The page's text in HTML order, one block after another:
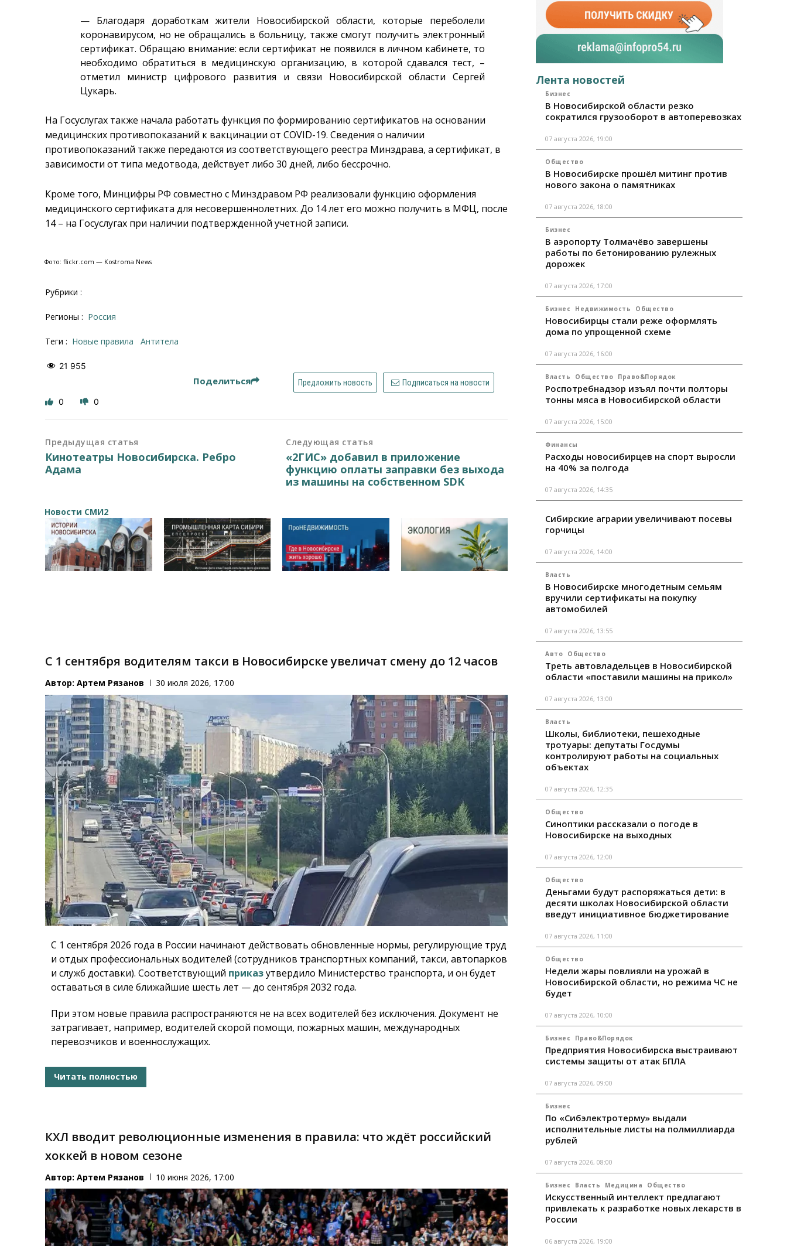
— Благодаря доработкам жители Новосибирской области, которые переболели
коронавирусом, но не обращались в больницу, также смогут получить электронный
сертификат. Обращаю внимание: если сертификат не появился в личном кабинете, то
необходимо обратиться в медицинскую организацию, в которой сдавался тест, –
отметил министр цифрового развития и связи Новосибирской области Сергей
Цукарь.
На Госуслугах также начала работать функция по формированию сертификатов на основании
медицинских противопоказаний к вакцинации от COVID-19. Сведения о наличии
противопоказаний также передаются из соответствующего реестра Минздрава, а сертификат, в
зависимости от типа медотвода, действует либо 30 дней, либо бессрочно.
Кроме того, Минцифры РФ совместно с Минздравом РФ реализовали функцию оформления
медицинского сертификата для несовершеннолетних. До 14 лет его можно получить в МФЦ, после
14 – на Госуслугах при наличии подтвержденной учетной записи.
Фото: flickr.com — Kostroma News
Рубрики :
Регионы : Россия
Теги : новые правила антитела
21 955
Поделиться Предложить новость Подписаться на новости
0 0
Предыдущая статья
Кинотеатры Новосибирска. Ребро
Адама
Следующая статья
«2ГИС» добавил в приложение
функцию оплаты заправки без выхода
из машины на собственном SDK
Новости СМИ2
С 1 сентября водителям такси в Новосибирске увеличат смену до 12 часов
Автор:Артем Рязанов 30 июля 2026, 17:00
С 1 сентября 2026 года в России начинают действовать обновленные нормы, регулирующие труд
и отдых профессиональных водителей (сотрудников транспортных компаний, такси, автопарков
и служб доставки). Соответствующий приказутвердило Министерство транспорта, и он будет
оставаться в силе ближайшие шесть лет — до сентября 2032 года.
При этом новые правила распространяются не на всех водителей без исключения. Документ не
затрагивает, например, водителей скорой помощи, пожарных машин, международных
перевозчиков и военнослужащих.
Читать полностью
КХЛ вводит революционные изменения в правила: что ждёт российский
хоккей в новом сезоне
Автор:Артем Рязанов 10 июня 2026, 17:00
Лента новостей
Бизнес
В Новосибирской области резко
сократился грузооборот в автоперевозках
07 августа 2026, 19:00
Общество
В Новосибирске прошёл митинг против
нового закона о памятниках
07 августа 2026, 18:00
Бизнес
В аэропорту Толмачёво завершены
работы по бетонированию рулежных
дорожек
07 августа 2026, 17:00
Бизнес Недвижимость Общество
Новосибирцы стали реже оформлять
дома по упрощенной схеме
07 августа 2026, 16:00
Власть Общество Право&Порядок
Роспотребнадзор изъял почти полторы
тонны мяса в Новосибирской области
07 августа 2026, 15:00
Финансы
Расходы новосибирцев на спорт выросли
на 40% за полгода
07 августа 2026, 14:35
Сибирские аграрии увеличивают посевы
горчицы
07 августа 2026, 14:00
Власть
В Новосибирске многодетным семьям
вручили сертификаты на покупку
автомобилей
07 августа 2026, 13:55
Авто Общество
Треть автовладельцев в Новосибирской
области «поставили машины на прикол»
07 августа 2026, 13:00
Власть
Школы, библиотеки, пешеходные
тротуары: депутаты Госдумы
контролируют работы на социальных
объектах
07 августа 2026, 12:35
Общество
Синоптики рассказали о погоде в
Новосибирске на выходных
07 августа 2026, 12:00
Общество
Деньгами будут распоряжаться дети: в
десяти школах Новосибирской области
введут инициативное бюджетирование
07 августа 2026, 11:00
Общество
Недели жары повлияли на урожай в
Новосибирской области, но режима ЧС не
будет
07 августа 2026, 10:00
Бизнес Право&Порядок
Предприятия Новосибирска выстраивают
системы защиты от атак БПЛА
07 августа 2026, 09:00
Бизнес
По «Сибэлектротерму» выдали
исполнительные листы на полмиллиарда
рублей
07 августа 2026, 08:00
Бизнес Власть Медицина Общество
Искусственный интеллект предлагают
привлекать к разработке новых лекарств в
России
06 августа 2026, 19:00